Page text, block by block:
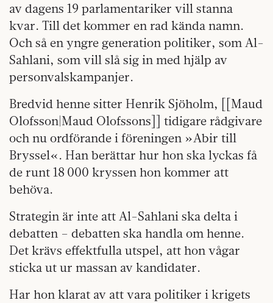
av dagens 19 parlamentariker vill stanna
kvar. Till det kommer en rad kända namn.
Och så en yngre generation politiker, som Al-
Sahlani, som vill slå sig in med hjälp av
personvalskampanjer.
Bredvid henne sitter Henrik Sjöholm, [[Maud
Olofsson|Maud Olofssons]] tidigare rådgivare
och nu ordförande i föreningen »Abir till
Bryssel«. Han berättar hur hon ska lyckas få
de runt 18 000 kryssen hon kommer att
behöva.
Strategin är inte att Al-Sahlani ska delta i
debatten – debatten ska handla om henne.
Det krävs effektfulla utspel, att hon vågar
sticka ut ur massan av kandidater.
Har hon klarat av att vara politiker i krigets